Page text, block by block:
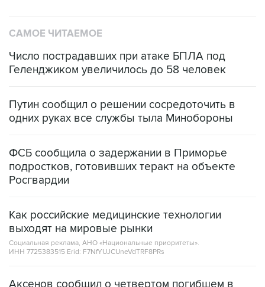
САМОЕ ЧИТАЕМОЕ
Число пострадавших при атаке БПЛА под
Геленджиком увеличилось до 58 человек
Путин сообщил о решении сосредоточить в
одних руках все службы тыла Минобороны
ФСБ сообщила о задержании в Приморье
подростков, готовивших теракт на объекте
Росгвардии
Как российские медицинские технологии
выходят на мировые рынки
Социальная реклама, АНО «Национальные приоритеты».
ИНН 7725383515 Erid: F7NfYUJCUneVdTRF8PRs
Аксенов сообщил о четвертом погибшем в